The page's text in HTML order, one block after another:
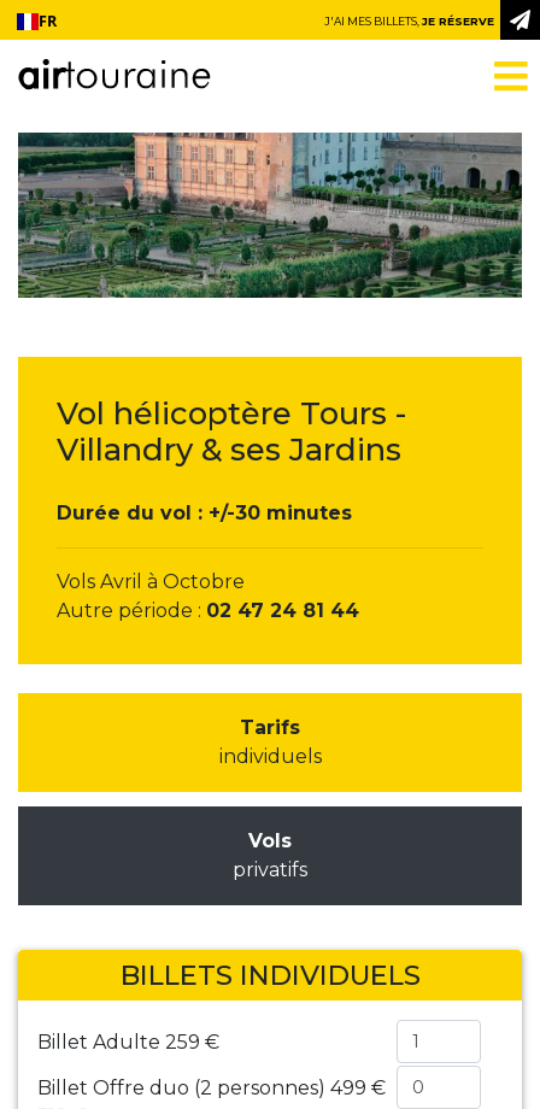
Aller au contenu
FR J'AI MES BILLETS,JE RÉSERVE
Vol hélicoptère Tours -
Villandry & ses Jardins
Durée du vol : +/-30 minutes
Vols Avril à Octobre
Autre période : 02 47 24 81 44
Tarifs
individuels
Vols
privatifs
BILLETS INDIVIDUELS
Billet Adulte 259 €
Billet Offre duo (2 personnes) 499 €